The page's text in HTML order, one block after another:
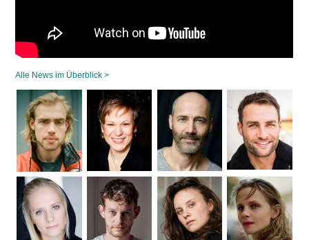
Alle News im Überblick >
Navigation
überspringen